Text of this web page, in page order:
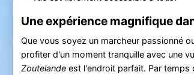
Une expérience magnifique
Que vous soyez un marcheur passionné
profiter d'un moment tranquille avec une
Zoutelandeest l'endroit parfait. Par temps